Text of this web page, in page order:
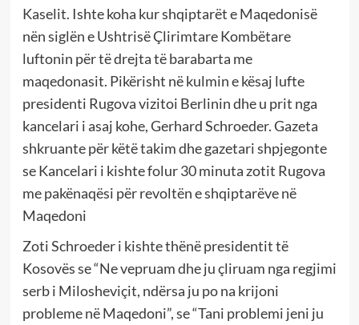
Kaselit. Ishte koha kur shqiptarët e Maqedonisë
nën siglën e Ushtrisë Çlirimtare Kombëtare
luftonin për të drejta të barabarta me
maqedonasit. Pikërisht në kulmin e kësaj lufte
presidenti Rugova vizitoi Berlinin dhe u prit nga
kancelari i asaj kohe, Gerhard Schroeder. Gazeta
shkruante për këtë takim dhe gazetari shpjegonte
se Kancelari i kishte folur 30 minuta zotit Rugova
me pakënaqësi për revoltën e shqiptarëve në
Maqedoni
Zoti Schroeder i kishte thënë presidentit të
Kosovës se “Ne vepruam dhe ju çliruam nga regjimi
serb i Milosheviçit, ndërsa ju po na krijoni
probleme në Maqedoni”, se “Tani problemi jeni ju